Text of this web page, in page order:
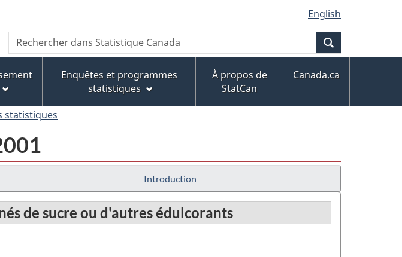
au
contenu
principal
« À
propos
de
ce
version
HTML
simplifiée
English
Recherche
Rechercher
dans
Canada
Enquêtes et programmes
statistiques
À propos de
StatCan
Canada.ca
statistiques
Introduction
de sucre ou d'autres édulcorants